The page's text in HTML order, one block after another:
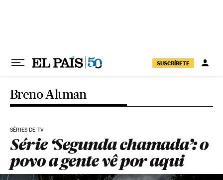
SUSCRÍBETE
Breno Altman
SÉRIES DE TV
Série ‘Segunda chamada’: o
povo a gente vê por aqui